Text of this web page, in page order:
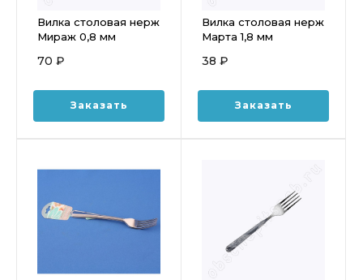
Вилка столовая нерж
Мираж 0,8 мм
70 ₽
Заказать
Вилка столовая нерж
Марта 1,8 мм
38 ₽
Заказать